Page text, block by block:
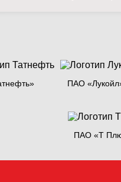
ПАО
ПАО «Т